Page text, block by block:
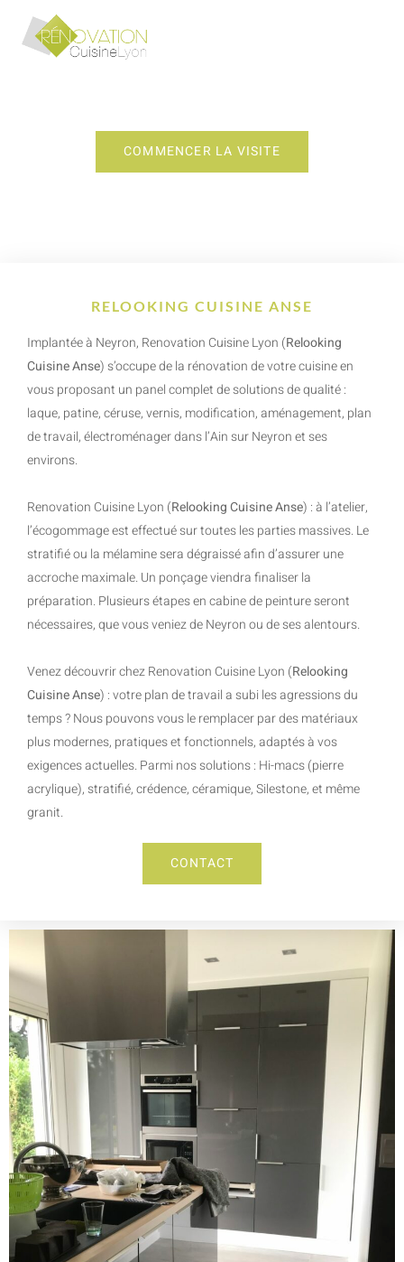
COMMENCER LA VISITE
RELOOKING CUISINE ANSE
Implantée à Neyron, Renovation Cuisine Lyon (Relooking
Cuisine Anse) s’occupe de la rénovation de votre cuisine en
vous proposant un panel complet de solutions de qualité :
laque, patine, céruse, vernis, modification, aménagement, plan
de travail, électroménager dans l’Ain sur Neyron et ses
environs.
Renovation Cuisine Lyon (Relooking Cuisine Anse) : à l’atelier,
l’écogommage est effectué sur toutes les parties massives. Le
stratifié ou la mélamine sera dégraissé afin d’assurer une
accroche maximale. Un ponçage viendra finaliser la
préparation. Plusieurs étapes en cabine de peinture seront
nécessaires, que vous veniez de Neyron ou de ses alentours.
Venez découvrir chez Renovation Cuisine Lyon (Relooking
Cuisine Anse) : votre plan de travail a subi les agressions du
temps ? Nous pouvons vous le remplacer par des matériaux
plus modernes, pratiques et fonctionnels, adaptés à vos
exigences actuelles. Parmi nos solutions : Hi-macs (pierre
acrylique), stratifié, crédence, céramique, Silestone, et même
granit.
CONTACT